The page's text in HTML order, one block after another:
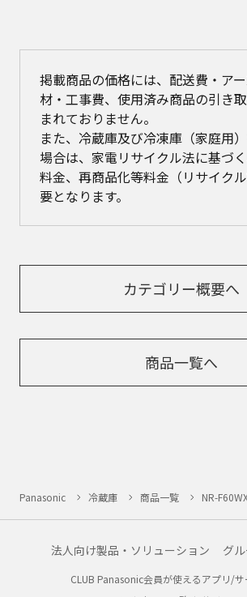
掲載商品の価格には、配送費・ア
材・工事費、使用済み商品の引き
まれておりません。
また、冷蔵庫及び冷凍庫（家庭用
場合は、家電リサイクル法に基づ
料金、再商品化等料金（リサイク
要となります。
カテゴリー概要へ
商品一覧へ
Panasonic 冷蔵庫 商品一覧 NR-
法人向け製品・ソリューション グ
CLUB Panasonic会員が使えるアプリ/